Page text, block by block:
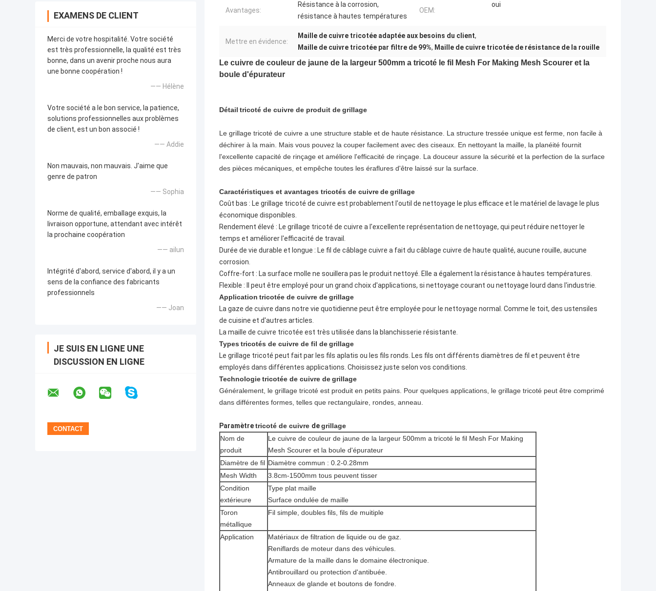
EXAMENS DE CLIENT
Merci de votre hospitalité. Votre société
est très professionnelle, la qualité est très
bonne, dans un avenir proche nous aura
une bonne coopération !
—— Hélène
Votre société a le bon service, la patience,
solutions professionnelles aux problèmes
de client, est un bon associé !
—— Addie
Non mauvais, non mauvais. J'aime que
genre de patron
—— Sophia
Norme de qualité, emballage exquis, la
livraison opportune, attendant avec intérêt
la prochaine coopération
—— ailun
Intégrité d'abord, service d'abord, il y a un
sens de la confiance des fabricants
professionnels
—— Joan
JE SUIS EN LIGNE UNE
DISCUSSION EN LIGNE
Avantages:
Résistance à la corrosion,
résistance à hautes températures
OEM:
oui
Mettre en évidence:
Maille de cuivre tricotée adaptée aux besoins du client,
Maille de cuivre tricotée par filtre de 99%, Maille de cuivre tricotée de résistance de la rouille
Le cuivre de couleur de jaune de la largeur 500mm a tricoté le fil Mesh For Making Mesh Scourer et la
boule d'épurateur
Détail tricoté de cuivre de produit degrillage
Le grillage tricoté de cuivre a une structure stable et de haute résistance. La structure tressée unique est ferme, non facile à
déchirer à la main. Mais vous pouvez la couper facilement avec des ciseaux. En nettoyant la maille, la planéité fournit
l'excellente capacité de rinçage et améliore l'efficacité de rinçage. La douceur assure la sécurité et la perfection de la surface
des pièces mécaniques, et empêche toutes les éraflures d'être laissé sur la surface.
Caractéristiques et avantages tricotés de cuivredegrillage
Coût bas : Le grillage tricoté de cuivre est probablement l'outil de nettoyage le plus efficace et le matériel de lavage le plus
économique disponibles.
Rendement élevé : Le grillage tricoté de cuivre a l'excellente représentation de nettoyage, qui peut réduire nettoyer le
temps et améliorer l'efficacité de travail.
Durée de vie durable et longue : Le fil de câblage cuivre a fait du câblage cuivre de haute qualité, aucune rouille, aucune
corrosion.
Coffre-fort : La surface molle ne souillera pas le produit nettoyé. Elle a également la résistance à hautes températures.
Flexible : Il peut être employé pour un grand choix d'applications, si nettoyage courant ou nettoyage lourd dans l'industrie.
Application tricotée de cuivre degrillage
La gaze de cuivre dans notre vie quotidienne peut être employée pour le nettoyage normal. Comme le toit, des ustensiles
de cuisine et d'autres articles.
La maille de cuivre tricotée est très utilisée dans la blanchisserie résistante.
Types tricotés de cuivre de fil degrillage
Le grillage tricoté peut fait par les fils aplatis ou les fils ronds. Les fils ont différents diamètres de fil et peuvent être
employés dans différentes applications. Choisissez juste selon vos conditions.
Technologietricotée de cuivre degrillage
Généralement, le grillage tricoté est produit en petits pains. Pour quelques applications, le grillage tricoté peut être comprimé
dans différentes formes, telles que rectangulaire, rondes, anneau.
Paramètretricoté de cuivre degrillage
Nom de
produit
Le cuivre de couleur de jaune de la largeur 500mm a tricoté le fil Mesh For Making
Mesh Scourer et la boule d'épurateur
Diamètre de fil Diamètre commun : 0.2-0.28mm
Mesh Width
3.8cm-1500mm tous peuvent tisser
Condition
extérieure
Type plat maille
Surface ondulée de maille
Toron
métallique
Fil simple, doubles fils, fils de muitiple
Application
Matériaux de filtration de liquide ou de gaz.
Reniflards de moteur dans des véhicules.
Armature de la maille dans le domaine électronique.
Antibrouillard ou protection d'antibuée.
Anneaux de glande et boutons de fondre.